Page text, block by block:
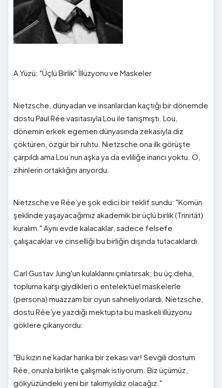
A Yüzü: "Üçlü Birlik" İllüzyonu ve Maskeler
Nietzsche, dünyadan ve insanlardan kaçtığı bir dönemde
dostu Paul Rée vasıtasıyla Lou ile tanışmıştı. Lou,
dönemin erkek egemen dünyasında zekasıyla diz
çöktüren, özgür bir ruhtu. Nietzsche ona ilk görüşte
çarpıldı ama Lou’nun aşka ya da evliliğe inancı yoktu. O,
zihinlerin ortaklığını arıyordu.
Nietzsche ve Rée’ye şok edici bir teklif sundu: "Komün
şeklinde yaşayacağımız akademik bir üçlü birlik (Trinität)
kuralım." Aynı evde kalacaklar, sadece felsefe
çalışacaklar ve cinselliği bu birliğin dışında tutacaklardı.
Carl Gustav Jung'un kulaklarını çınlatırsak; bu üç deha,
topluma karşı giydikleri o entelektüel maskelerle
(persona) muazzam bir oyun sahneliyorlardı. Nietzsche,
dostu Rée’ye yazdığı mektupta bu maskeli illüzyonu
göklere çıkarıyordu:
"Bu kızın ne kadar harika bir zekası var! Sevgili dostum
Rée, onunla birlikte çalışmak istiyorum. Biz üçümüz,
gökyüzündeki yeni bir takımyıldız olacağız."